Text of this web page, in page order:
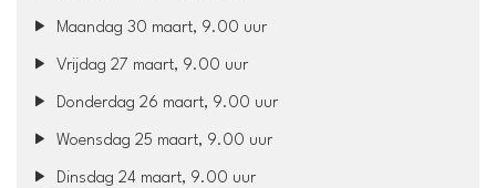
Maandag 30 maart, 9.00 uur
Vrijdag 27 maart, 9.00 uur
Donderdag 26 maart, 9.00 uur
Woensdag 25 maart, 9.00 uur
Dinsdag 24 maart, 9.00 uur